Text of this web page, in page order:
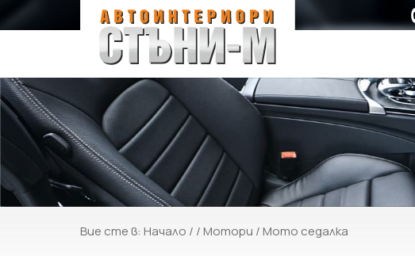
Вие сте в: Начало / /Мотори / Мото седалка